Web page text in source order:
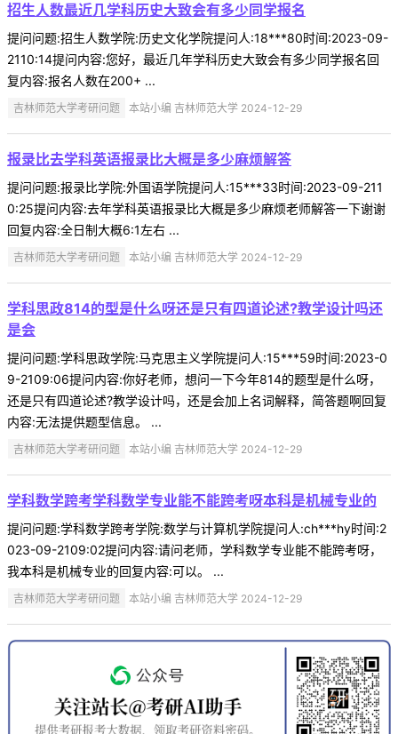
招生人数最近几学科历史大致会有多少同学报名
提问问题:招生人数学院:历史文化学院提问人:18***80时间:2023-09-
2110:14提问内容:您好，最近几年学科历史大致会有多少同学报名回
复内容:报名人数在200+ ...
吉林师范大学考研问题 本站小编 吉林师范大学 2024-12-29
报录比去学科英语报录比大概是多少麻烦解答
提问问题:报录比学院:外国语学院提问人:15***33时间:2023-09-211
0:25提问内容:去年学科英语报录比大概是多少麻烦老师解答一下谢谢
回复内容:全日制大概6:1左右 ...
吉林师范大学考研问题 本站小编 吉林师范大学 2024-12-29
学科思政814的型是什么呀还是只有四道论述?教学设计吗还
是会
提问问题:学科思政学院:马克思主义学院提问人:15***59时间:2023-0
9-2109:06提问内容:你好老师，想问一下今年814的题型是什么呀，
还是只有四道论述?教学设计吗，还是会加上名词解释，简答题啊回复
内容:无法提供题型信息。 ...
吉林师范大学考研问题 本站小编 吉林师范大学 2024-12-29
学科数学跨考学科数学专业能不能跨考呀本科是机械专业的
提问问题:学科数学跨考学院:数学与计算机学院提问人:ch***hy时间:2
023-09-2109:02提问内容:请问老师，学科数学专业能不能跨考呀，
我本科是机械专业的回复内容:可以。 ...
吉林师范大学考研问题 本站小编 吉林师范大学 2024-12-29